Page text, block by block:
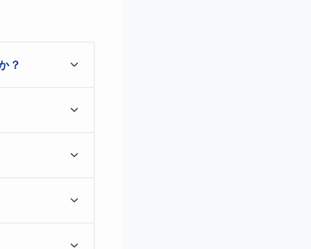
あります。
えてしまうと点数
？
整理すること
って基礎を整
」を大切にしな
確認の習慣を
ピードは異な
いです。授業で
す。
を中心に確認
減らすために
とをおすすめし
を使うこと